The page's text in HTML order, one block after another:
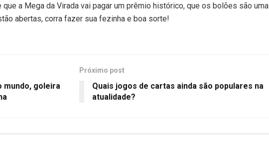
que a Mega da Virada vai pagar um prêmio histórico, que os bolões são uma
abertas, corra fazer sua fezinha e boa sorte!
mundo, goleira
Próximo post
Quais jogos de cartas ainda são populares na
atualidade?